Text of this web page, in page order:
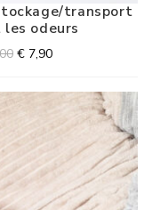
transport
odeurs
€ 7,90